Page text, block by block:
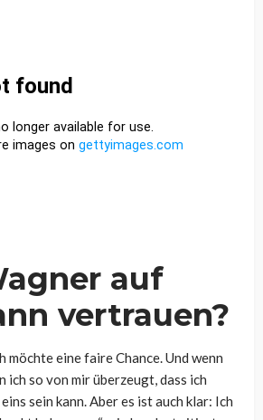
auf
vertrauen?
möchte eine faire Chance. Und wenn
ich so von mir überzeugt, dass ich
sein kann. Aber es ist auch klar: Ich